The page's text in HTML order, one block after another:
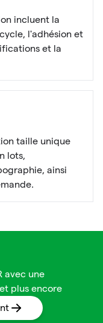
incluent la
l'adhésion et
et la
taille unique
lots,
ainsi
avec une
plus encore